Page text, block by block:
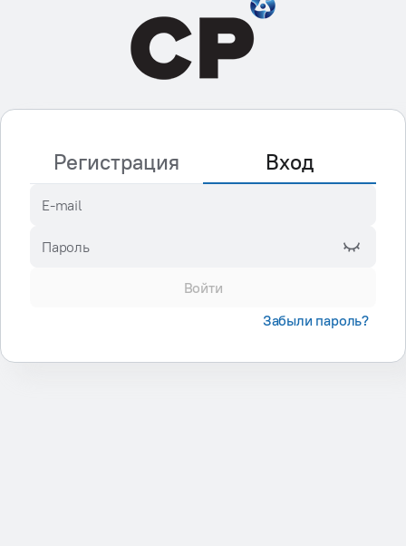
Регистрация Вход
E-mail
Пароль
Войти
Забыли пароль?